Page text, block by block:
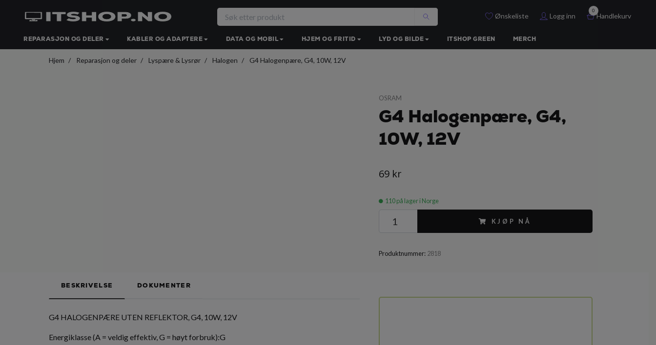
Ønskeliste Logg inn
0
Handlekurv
REPARASJON OG DELER KABLER OG ADAPTERE DATA OG MOBIL HJEM OG FRITID LYD OG BILDE ITSHOP GREEN MERCH
Hjem Reparasjon og deler Lyspære & Lysrør Halogen G4 Halogenpære, G4, 10W, 12V
OSRAM
G4 Halogenpære, G4,
10W, 12V
69 kr
110på lager i Norge
KJØP NÅ
Produktnummer: 2818
BESKRIVELSE DOKUMENTER
G4 HALOGENPÆRE UTEN REFLEKTOR, G4, 10W, 12V
Energiklasse (A = veldig effektiv, G = høyt forbruk):G